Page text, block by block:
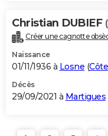
Christian DUBIEF
Créer une cagnotte
Naissance
01/11/1936 à Losne (
Décès
29/09/2021 à Martigues